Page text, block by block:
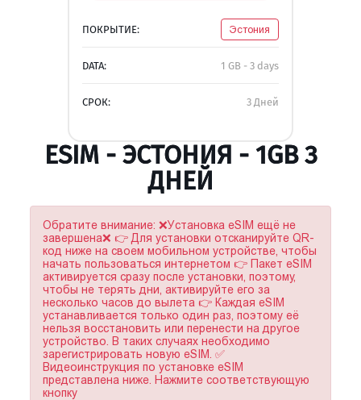
ПОКРЫТИЕ: Эстония
DATA: 1 GB - 3 days
СРОК: 3 Дней
ESIM - ЭСТОНИЯ - 1GB 3
ДНЕЙ
Обратите внимание: ❌Установка eSIM ещё не
завершена❌ 👉 Для установки отсканируйте QR-
код ниже на своем мобильном устройстве, чтобы
начать пользоваться интернетом 👉 Пакет eSIM
активируется сразу после установки, поэтому,
чтобы не терять дни, активируйте его за
несколько часов до вылета 👉 Каждая eSIM
устанавливается только один раз, поэтому её
нельзя восстановить или перенести на другое
устройство. В таких случаях необходимо
зарегистрировать новую eSIM. ✅
Видеоинструкция по установке eSIM
представлена ниже. Нажмите соответствующую
кнопку